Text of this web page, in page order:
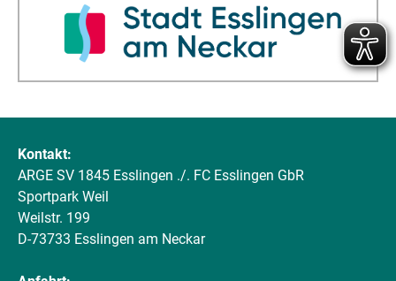
Kontakt:
ARGE SV 1845 Esslingen ./. FC Esslingen GbR
Sportpark Weil
Weilstr. 199
D-73733 Esslingen am Neckar